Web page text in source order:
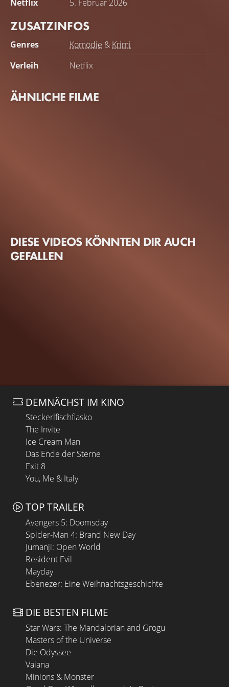
… Und so werden Die Löwinnen geboren.
Netflix 5. Februar 2026
ZUSATZINFOS
Genres Komödie & Krimi
Verleih
Netflix
ÄHNLICHE FILME
DIESE VIDEOS KÖNNTEN DIR AUCH
GEFALLEN
DEMNÄCHST IM KINO
Steckerlfischfiasko
The Invite
Ice Cream Man
Das Ende der Sterne
Exit 8
You, Me & Italy
TOP TRAILER
Avengers 5: Doomsday
Spider-Man 4: Brand New Day
Jumanji: Open World
Resident Evil
Mayday
Ebenezer: Eine Weihnachtsgeschichte
DIE BESTEN FILME
Star Wars: The Mandalorian and Grogu
Masters of the Universe
Die Odyssee
Vaiana
Minions & Monster